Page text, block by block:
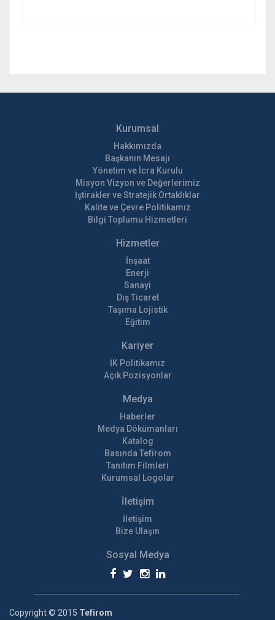
Kurumsal
Hakkımızda
Başkanın Mesajı
Yönetim ve İcra Kurulu
Misyon Vizyon ve Değerlerimiz
İştirakler ve Stratejik Ortaklıklar
Kalite ve Çevre Politikamız
Bilgi Toplumu Hizmetleri
Hizmetler
İnşaat
Enerji
Sanayi
Dış Ticaret
Taşıma Lojistik
Eğitim
Kariyer
İK Politikamız
Açık Pozisyonlar
Medya
Haberler
Medya Dökümanları
Katalog
Basında Tefirom
Tanıtım Filmleri
Kurumsal Logolar
İletişim
İletişim
Bize Ulaşın
Sosyal Medya
Copyright © 2015 Tefirom